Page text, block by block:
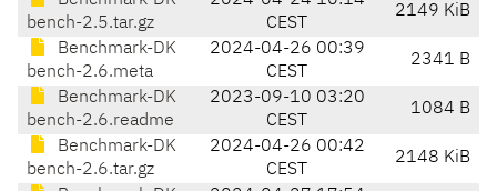
bench-2.5.tar.gz
CEST
2149 KiB
Benchmark-DK
bench-2.6.meta
2024-04-26 00:39
CEST
2341 B
Benchmark-DK
bench-2.6.readme
2023-09-10 03:20
CEST
1084 B
Benchmark-DK
bench-2.6.tar.gz
2024-04-26 00:42
CEST
2148 KiB